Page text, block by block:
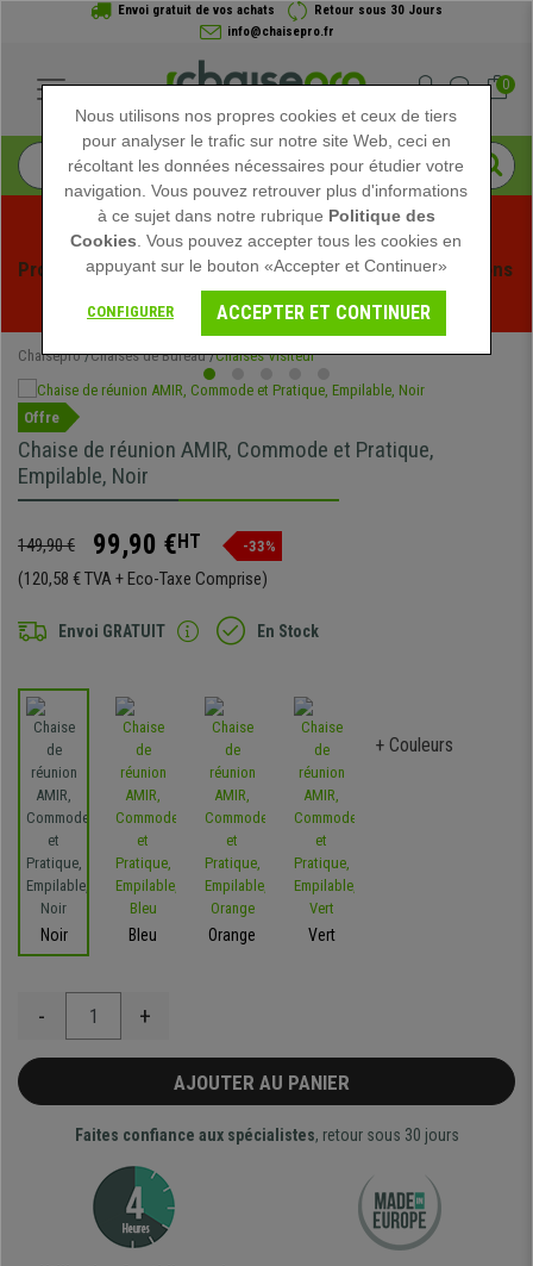
Envoi gratuit de vos achats
Retour sous 30 Jours
info@chaisepro.fr
0
Profitez des soldes d'été chez Chaisepro ! Des réductions
exclusives pour une durée limitée - Voir l'offre
Chaisepro Chaises de Bureau Chaises Visiteur
Offre
Chaise de réunion AMIR, Commode et Pratique,
Empilable, Noir
149,90 € 99,90 €HT -33%
(120,58 € TVA + Eco-Taxe Comprise)
Envoi GRATUIT En Stock
Noir Bleu Orange Vert
+ Couleurs
- +
AJOUTER AU PANIER
Faites confiance aux spécialistes, retour sous 30 jours
Nous utilisons nos propres cookies et ceux de tiers
pour analyser le trafic sur notre site Web, ceci en
récoltant les données nécessaires pour étudier votre
navigation. Vous pouvez retrouver plus d'informations
à ce sujet dans notre rubrique Politique des
Cookies . Vous pouvez accepter tous les cookies en
appuyant sur le bouton «Accepter et Continuer»
CONFIGURER ACCEPTER ET CONTINUER